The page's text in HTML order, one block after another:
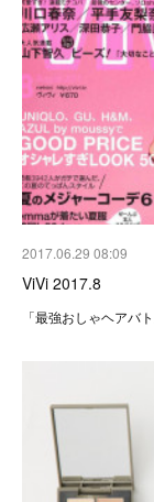
2017.06.29 08:09
ViVi 2017.8
「最強おしゃヘアバ